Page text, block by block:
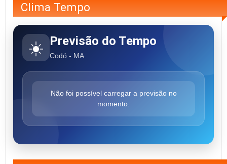
Clima Tempo
☀️ Previsão do Tempo
Codó - MA
Não foi possível carregar a previsão no
momento.